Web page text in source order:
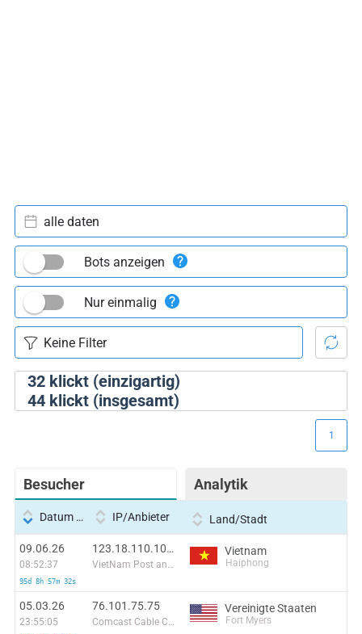
32klickt (einzigartig)
44klickt (insgesamt)
alle daten
Bots anzeigen
Nur einmalig
Besucher Analytik
1
Datum und Uhrzeit IP/Anbieter Land/Stadt
09.06.26
08:52:37
95d 8h 57m 32s
123.18.110.101:47344
VietNam Post and Telecom Corporation
Vietnam
Haiphong
05.03.26
23:55:05
76.101.75.75
Comcast Cable Communications, LLC
Vereinigte Staaten
Fort Myers